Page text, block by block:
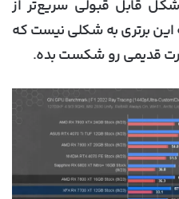
قابل قبولی سریع‌تر از
این برتری به شکلی نیست که
قدیمی رو شکست بده.